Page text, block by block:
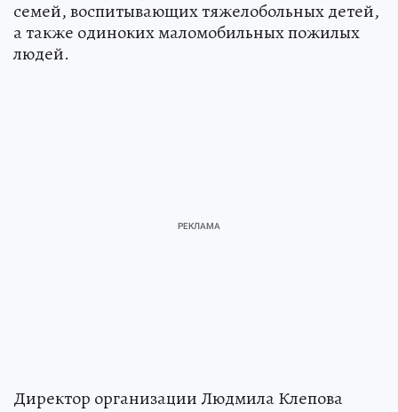
семей, воспитывающих тяжелобольных детей,
а также одиноких маломобильных пожилых
людей.
Директор организации Людмила Клепова